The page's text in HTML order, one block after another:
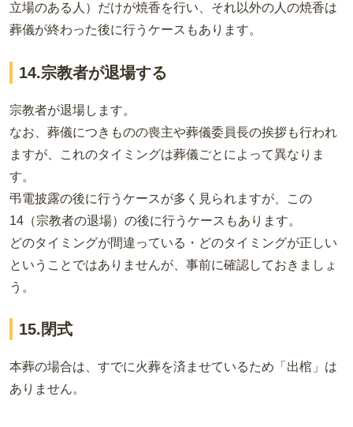
立場のある人）だけが焼香を行い、それ以外の人の焼香は
葬儀が終わった後に行うケースもあります。
14.宗教者が退場する
宗教者が退場します。
なお、葬儀につきものの喪主や葬儀委員長の挨拶も行われ
ますが、これのタイミングは葬儀ごとによって異なりま
す。
弔電披露の後に行うケースが多く見られますが、この
14（宗教者の退場）の後に行うケースもあります。
どのタイミングが間違っている・どのタイミングが正しい
ということではありませんが、事前に確認しておきましょ
う。
15.閉式
本葬の場合は、すでに火葬を済ませているため 「出棺」は
ありません。